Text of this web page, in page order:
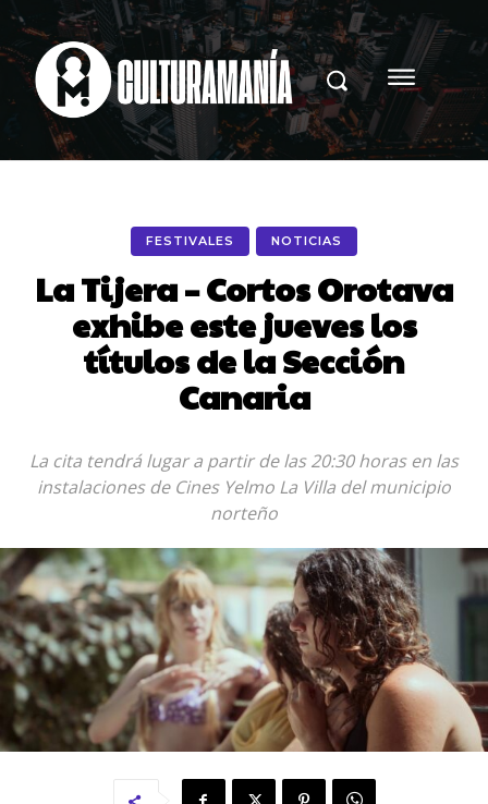
FESTIVALES NOTICIAS
La Tijera – Cortos Orotava
exhibe este jueves los
títulos de la Sección
Canaria
La cita tendrá lugar a partir de las 20:30 horas en las
instalaciones de Cines Yelmo La Villa del municipio
norteño